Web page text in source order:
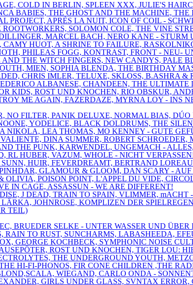
COLD IN BERLIN, SPLEEN XXX, JULIE'S
BABIES, THE GHOST AND THE MACHINE,
PROJECT, APRÈS LA NUIT, ICON OF COIL -
ROOTWORKERS, SOLOMON COLE, THE VINE
MARCEL BACH, NERO KANE - STURM
CAMY HUOT, A SHRINE TO FAILURE,
PHILEAS FOGG, KONTRAST, FRONT - NEU-
AND THE WITCH FINGERS, NEW CANDYS, PALE
MIEN, SOPHIA BLENDA, THE BIRTHDAY
CHRIS IMLER, TELUXE, SKLOSS, B.ASHRA
ALBANESE, CHANDEEN, THE
KIDS, ROST UND KNOCHEN, RIO OBSKUR,
ME AGAIN, FAZERDAZE, MYRNA LOY - INS
NO FILTER, PANIK DELUXE, NORMAL BIAS,
YODELICE, BLACK DOLDRUMS, THE
NIKOLA, LEA THOMAS, MO KENNEY - GUTE
DINA SUMMER, ROBERT
THE PUNK, KARWENDEL, UNGEMACH -
RL HUBER, VAZUM, WHOLE - NICHT
SUNN, HUIR, FEVERDREAMT, BERTRAND
GLAMOUR & GLOOM, DAN SCARY -
OLIVIA, POISON POINT, L'APPEL DU VIDE,
IN CAGE, ASSASSUN - WE ARE DIFFERENT!
J DEAD, TRAIN TO SPAIN, VLIMMER,
JOHNROSE, KOMPLIZEN DER
TEIL)
BRUEDER SELKE - UNTER WASSER UND
RAIN TO RUST, SUNCHARMS, LABASHEEDA,
GEORGE KOCHBECK, SYMPHONIC NOISE
ROST UND KNOCHEN, TIGER LOU:
THE UNDERGROUND YOUTH,
HI-FI-PHONOS, FIR CONE CHILDREN ,THE
WIEGAND, CARLO ONDA -
GIRLS UNDER GLASS, SVNTAX